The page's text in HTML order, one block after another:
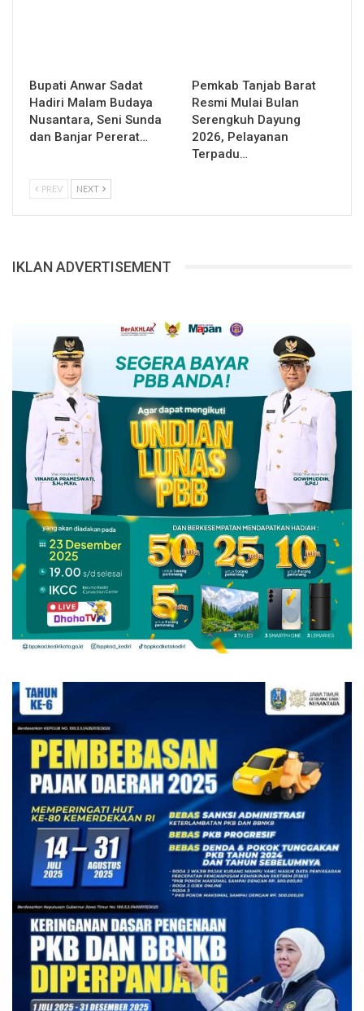
Bupati Anwar Sadat
Hadiri Malam Budaya
Nusantara, Seni Sunda
dan Banjar Pererat…
Pemkab Tanjab Barat
Resmi Mulai Bulan
Serengkuh Dayung
2026, Pelayanan
Terpadu…
PREV NEXT
IKLAN ADVERTISEMENT